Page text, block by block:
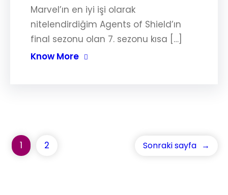
Marvel’ın en iyi işi olarak
nitelendirdiğim Agents of Shield’ın
final sezonu olan 7. sezonu kısa […]
Know More
1 2 Sonraki sayfa →